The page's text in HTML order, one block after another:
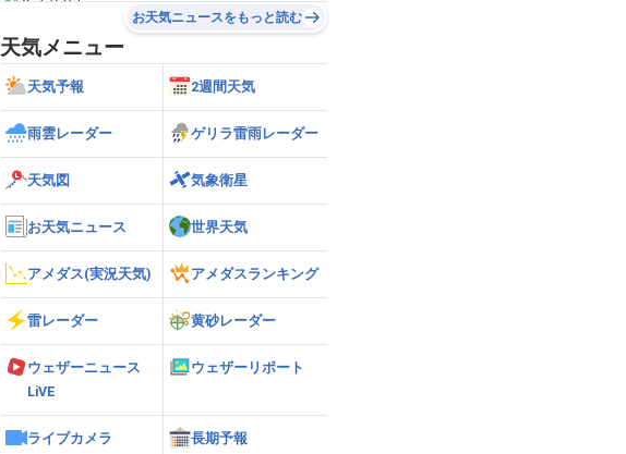
お天気ニュースをもっと読む
天気メニュー
天気予報 2週間天気
雨雲レーダー ゲリラ雷雨レーダー
天気図 気象衛星
お天気ニュース 世界天気
アメダス(実況天気) アメダスランキング
雷レーダー 黄砂レーダー
ウェザーニュース
LiVE
ウェザーリポート
ライブカメラ 長期予報